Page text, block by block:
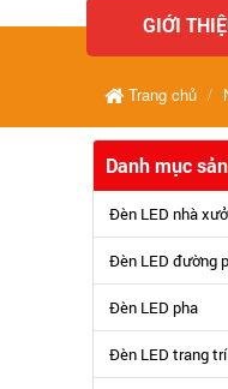
GIỚI
Trang chủ
Danh mục
Đèn LED nhà
Đèn LED đường
Đèn LED pha
Đèn LED trang trí